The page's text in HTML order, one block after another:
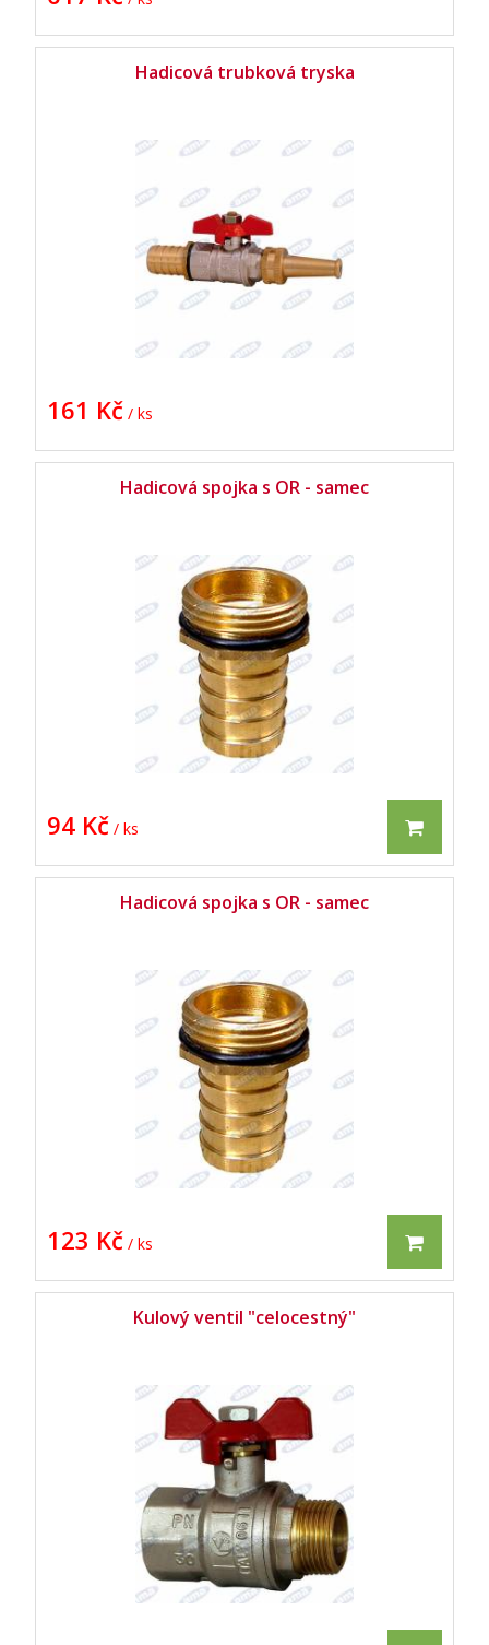
Hadicová trubková tryska
161 Kč / ks
Hadicová spojka s OR - samec
94 Kč / ks
Hadicová spojka s OR - samec
123 Kč / ks
Kulový ventil "celocestný"